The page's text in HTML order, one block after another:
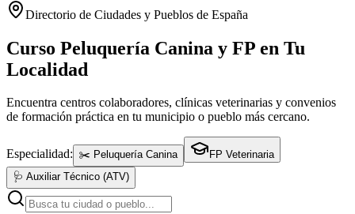
Directorio de Ciudades y Pueblos de España
Curso Peluquería Canina y FP en Tu
Localidad
Encuentra centros colaboradores, clínicas veterinarias y convenios
de formación práctica en tu municipio o pueblo más cercano.
Especialidad: ✂️ Peluquería Canina
FP Veterinaria
🩺 Auxiliar Técnico (ATV)